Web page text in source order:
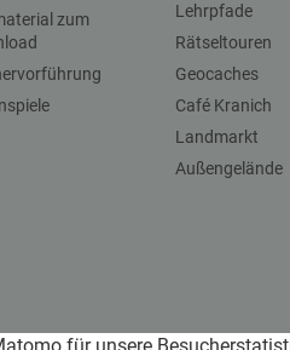
zum
Lehrpfade
Rätseltouren
Geocaches
Café Kranich
Landmarkt
Außengelände